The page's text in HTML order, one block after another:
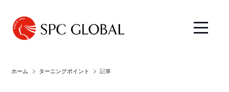
ホーム ターニングポイント 記事